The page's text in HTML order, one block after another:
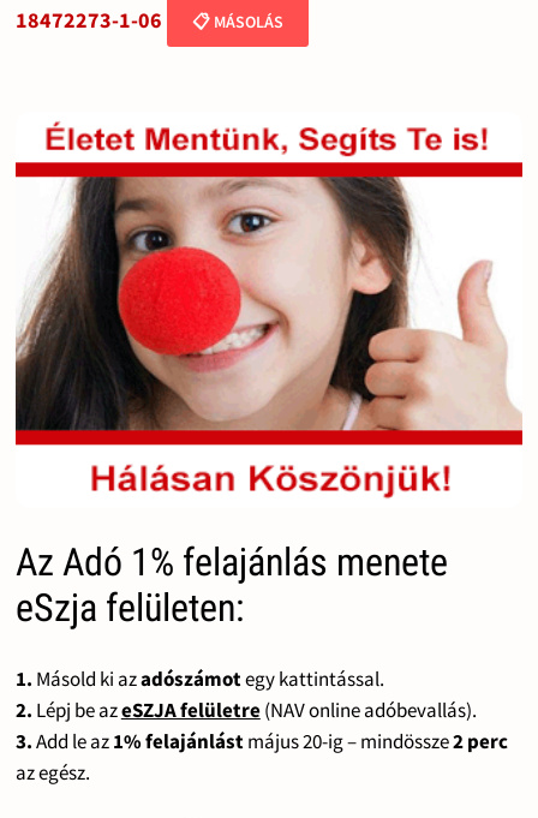
18472273-1-06 📋 MÁSOLÁS
Az Adó 1% felajánlás menete
eSzja felületen:
1. Másold ki azadószámotegy kattintással.
2. Lépj be azeSZJA felületre(NAV online adóbevallás).
3.Add le az1% felajánlástmájus 20-ig – mindössze2 perc
az egész.